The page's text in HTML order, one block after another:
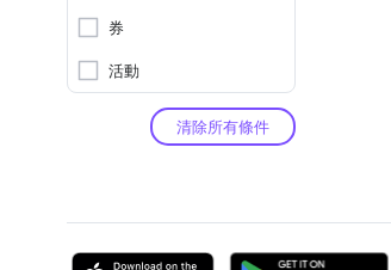
券
活動
清除所有條件